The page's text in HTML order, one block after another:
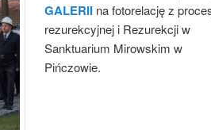
GALERII na fotorelację z
rezurekcyjnej i Rezurekcji w
Sanktuarium Mirowskim w
Pińczowie.